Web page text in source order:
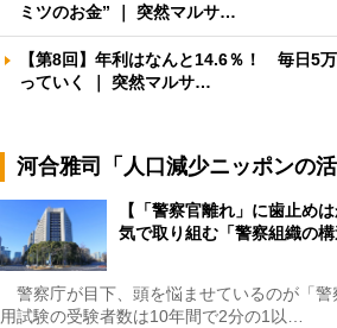
ミツのお金” ｜ 突然マルサ…
【第8回】年利はなんと14.6％！ 毎日5
っていく ｜ 突然マルサ…
河合雅司「人口減少ニッポンの活
【「警察官離れ」に歯止め
気で取り組む「警察組織の
警察庁が目下、頭を悩ませているのが「
用試験の受験者数は10年間で2分の1以…